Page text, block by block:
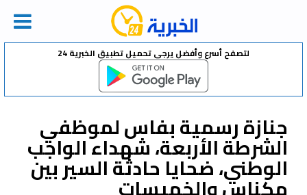
Skip
لتصفح أسرع وأفضل يرجى تحميل تطبيق الخبرية 24
جنازة رسمية بفاس لموظفي
الشرطة الأربعة، شهداء الواجب
الوطني، ضحايا حادثة السير بين